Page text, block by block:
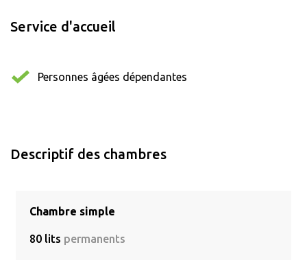
Service d'accueil
Personnes âgées dépendantes
Descriptif des chambres
Chambre simple
80 lits permanents